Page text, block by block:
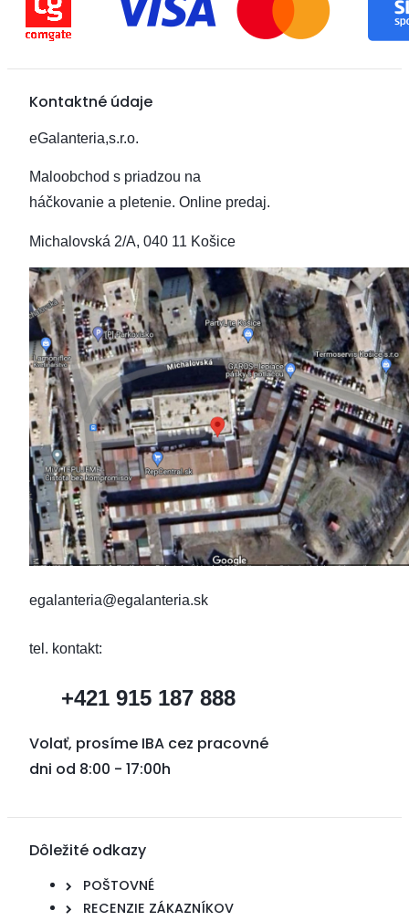
Kontaktné údaje
eGalanteria,s.r.o.
Maloobchod s priadzou na
háčkovanie a pletenie. Online predaj.
Michalovská 2/A, 040 11 Košice
egalanteria@egalanteria.sk
tel. kontakt:
+421 915 187 888
Volať, prosíme IBA cez pracovné
dni od 8:00 - 17:00h
Dôležité odkazy
POŠTOVNÉ
RECENZIE ZÁKAZNÍKOV